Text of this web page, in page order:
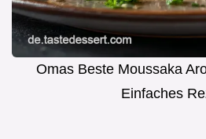
Omas Beste Moussaka
Einfaches